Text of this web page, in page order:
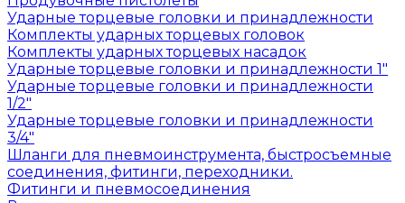
Ударные торцевые головки и принадлежности
Комплекты ударных торцевых головок
Комплекты ударных торцевых насадок
Ударные торцевые головки и принадлежности 1"
Ударные торцевые головки и принадлежности
1/2"
Ударные торцевые головки и принадлежности
3/4"
Шланги для пневмоинструмента, быстросъемные
соединения, фитинги, переходники.
Фитинги и пневмосоединения